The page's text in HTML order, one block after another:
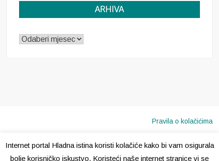
ARHIVA
ARHIVA
Pravila o kolačićima
Internet portal Hladna istina koristi kolačiće kako bi vam osigurala
bolje korisničko iskustvo. Koristeći naše internet stranice vi se
Copyright © 2020 · Sva prava pridržana · Hladna Istina